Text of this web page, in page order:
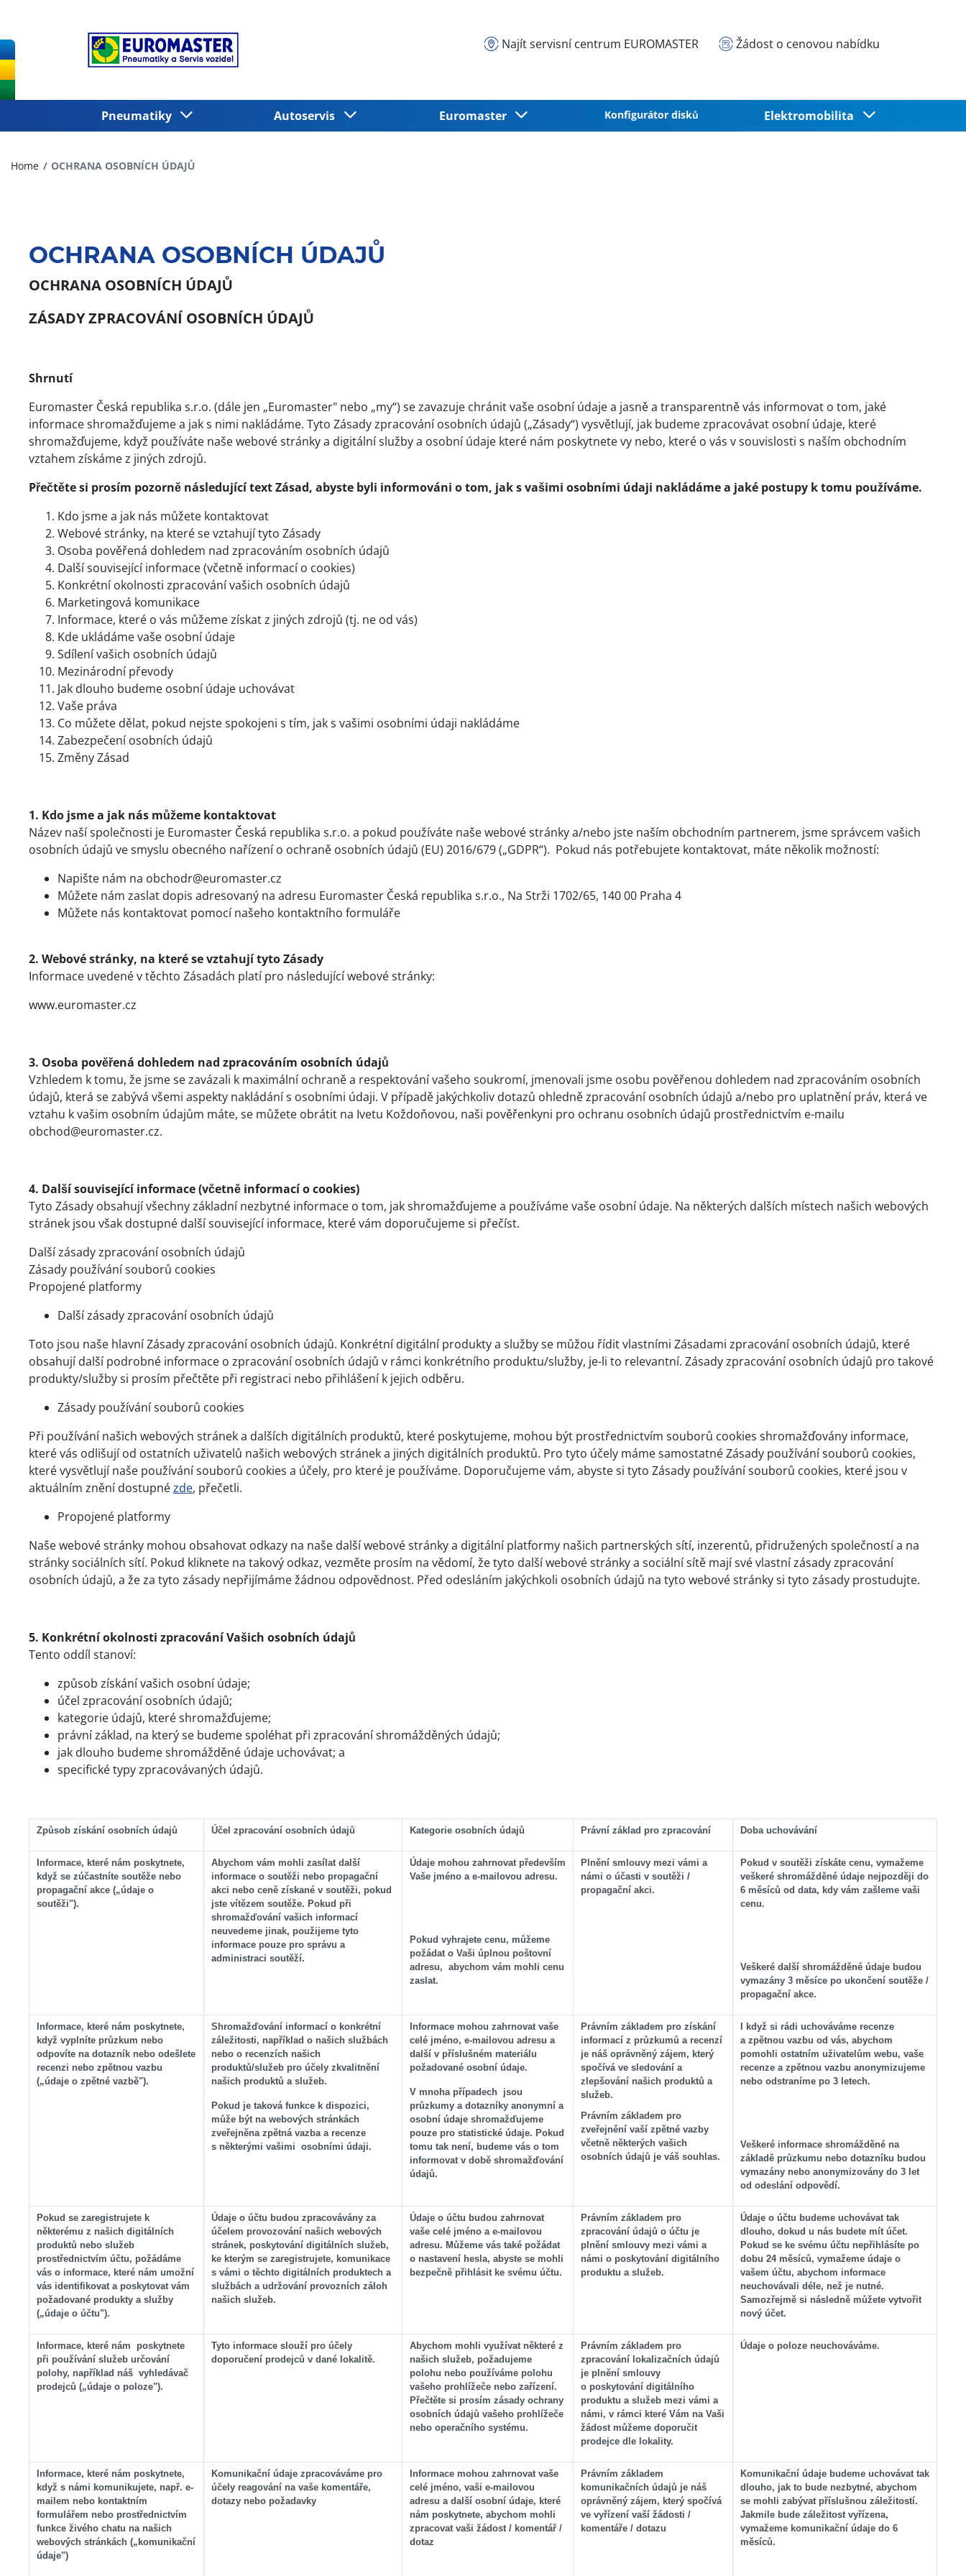
Najít servisní centrum EUROMASTER Žádost o cenovou nabídku
Pneumatiky Autoservis Euromaster Konfigurátor disků Elektromobilita
Home OCHRANA OSOBNÍCH ÚDAJŮ
OCHRANA OSOBNÍCH ÚDAJŮ
OCHRANA OSOBNÍCH ÚDAJŮ
ZÁSADY ZPRACOVÁNÍ OSOBNÍCH ÚDAJŮ
Shrnutí
Euromaster Česká republika s.r.o. (dále jen „Euromaster" nebo „my“) se zavazuje chránit vaše osobní údaje a jasně a transparentně vás informovat o tom, jaké
informace shromažďujeme a jak s nimi nakládáme. Tyto Zásady zpracování osobních údajů („Zásady“) vysvětlují, jak budeme zpracovávat osobní údaje, které
shromažďujeme, když používáte naše webové stránky a digitální služby a osobní údaje které nám poskytnete vy nebo, které o vás v souvislosti s naším obchodním
vztahem získáme z jiných zdrojů.
Přečtěte si prosím pozorně následující text Zásad, abyste byli informováni o tom, jak s vašimi osobními údaji nakládáme a jaké postupy k tomu používáme.
Kdo jsme a jak nás můžete kontaktovat
Webové stránky, na které se vztahují tyto Zásady
Osoba pověřená dohledem nad zpracováním osobních údajů
Další související informace (včetně informací o cookies)
Konkrétní okolnosti zpracování vašich osobních údajů
Marketingová komunikace
Informace, které o vás můžeme získat z jiných zdrojů (tj. ne od vás)
Kde ukládáme vaše osobní údaje
Sdílení vašich osobních údajů
Mezinárodní převody
Jak dlouho budeme osobní údaje uchovávat
Vaše práva
Co můžete dělat, pokud nejste spokojeni s tím, jak s vašimi osobními údaji nakládáme
Zabezpečení osobních údajů
Změny Zásad
1. Kdo jsme a jak nás můžeme kontaktovat
Název naší společnosti je Euromaster Česká republika s.r.o. a pokud používáte naše webové stránky a/nebo jste naším obchodním partnerem, jsme správcem vašich
osobních údajů ve smyslu obecného nařízení o ochraně osobních údajů (EU) 2016/679 („GDPR“). Pokud nás potřebujete kontaktovat, máte několik možností:
Napište nám na obchodr@euromaster.cz
Můžete nám zaslat dopis adresovaný na adresu Euromaster Česká republika s.r.o., Na Strži 1702/65, 140 00 Praha 4
Můžete nás kontaktovat pomocí našeho kontaktního formuláře
2. Webové stránky, na které se vztahují tyto Zásady
Informace uvedené v těchto Zásadách platí pro následující webové stránky:
www.euromaster.cz
3. Osoba pověřená dohledem nad zpracováním osobních údajů
Vzhledem k tomu, že jsme se zavázali k maximální ochraně a respektování vašeho soukromí, jmenovali jsme osobu pověřenou dohledem nad zpracováním osobních
údajů, která se zabývá všemi aspekty nakládání s osobními údaji. V případě jakýchkoliv dotazů ohledně zpracování osobních údajů a/nebo pro uplatnění práv, která ve
vztahu k vašim osobním údajům máte, se můžete obrátit na Ivetu Koždoňovou, naši pověřenkyni pro ochranu osobních údajů prostřednictvím e-mailu
obchod@euromaster.cz.
4. Další související informace (včetně informací o cookies)
Tyto Zásady obsahují všechny základní nezbytné informace o tom, jak shromažďujeme a používáme vaše osobní údaje. Na některých dalších místech našich webových
stránek jsou však dostupné další související informace, které vám doporučujeme si přečíst.
Další zásady zpracování osobních údajů
Zásady používání souborů cookies
Propojené platformy
Další zásady zpracování osobních údajů
Toto jsou naše hlavní Zásady zpracování osobních údajů. Konkrétní digitální produkty a služby se můžou řídit vlastními Zásadami zpracování osobních údajů, které
obsahují další podrobné informace o zpracování osobních údajů v rámci konkrétního produktu/služby, je-li to relevantní. Zásady zpracování osobních údajů pro takové
produkty/služby si prosím přečtěte při registraci nebo přihlášení k jejich odběru.
Zásady používání souborů cookies
Při používání našich webových stránek a dalších digitálních produktů, které poskytujeme, mohou být prostřednictvím souborů cookies shromažďovány informace,
které vás odlišují od ostatních uživatelů našich webových stránek a jiných digitálních produktů. Pro tyto účely máme samostatné Zásady používání souborů cookies,
které vysvětlují naše používání souborů cookies a účely, pro které je používáme. Doporučujeme vám, abyste si tyto Zásady používání souborů cookies, které jsou v
aktuálním znění dostupnézde, přečetli.
Propojené platformy
Naše webové stránky mohou obsahovat odkazy na naše další webové stránky a digitální platformy našich partnerských sítí, inzerentů, přidružených společností a na
stránky sociálních sítí. Pokud kliknete na takový odkaz, vezměte prosím na vědomí, že tyto další webové stránky a sociální sítě mají své vlastní zásady zpracování
osobních údajů, a že za tyto zásady nepřijímáme žádnou odpovědnost. Před odesláním jakýchkoli osobních údajů na tyto webové stránky si tyto zásady prostudujte.
5. Konkrétní okolnosti zpracování Vašich osobních údajů
Tento oddíl stanoví:
způsob získání vašich osobní údaje;
účel zpracování osobních údajů;
kategorie údajů, které shromažďujeme;
právní základ, na který se budeme spoléhat při zpracování shromážděných údajů;
jak dlouho budeme shromážděné údaje uchovávat; a
specifické typy zpracovávaných údajů.
Způsob získání osobních údajů Účel zpracování osobních údajů Kategorie osobních údajů Právní základ pro zpracování Doba uchovávání
Informace, které nám poskytnete,
když se zúčastníte soutěže nebo
propagační akce („údaje o
soutěži").
Abychom vám mohli zasílat další
informace o soutěži nebo propagační
akci nebo ceně získané v soutěži, pokud
jste vítězem soutěže. Pokud při
shromažďování vašich informací
neuvedeme jinak, použijeme tyto
informace pouze pro správu a
administraci soutěží.
Údaje mohou zahrnovat především
Vaše jméno a e-mailovou adresu.
Pokud vyhrajete cenu, můžeme
požádat o Vaši úplnou poštovní
adresu, abychom vám mohli cenu
zaslat.
Plnění smlouvy mezi vámi a
námi o účasti v soutěži /
propagační akci.
Pokud v soutěži získáte cenu, vymažeme
veškeré shromážděné údaje nejpozději do
6 měsíců od data, kdy vám zašleme vaši
cenu.
Veškeré další shromážděné údaje budou
vymazány 3 měsíce po ukončení soutěže /
propagační akce.
Informace, které nám poskytnete,
když vyplníte průzkum nebo
odpovíte na dotazník nebo odešlete
recenzi nebo zpětnou vazbu
(„údaje o zpětné vazbě").
Shromažďování informací o konkrétní
záležitosti, například o našich službách
nebo o recenzích našich
produktů/služeb pro účely zkvalitnění
našich produktů a služeb.
Pokud je taková funkce k dispozici,
může být na webových stránkách
zveřejněna zpětná vazba a recenze
s některými vašimi osobními údaji.
Informace mohou zahrnovat vaše
celé jméno, e-mailovou adresu a
další v příslušném materiálu
požadované osobní údaje.
V mnoha případech jsou
průzkumy a dotazníky anonymní a
osobní údaje shromažďujeme
pouze pro statistické údaje. Pokud
tomu tak není, budeme vás o tom
informovat v době shromažďování
údajů.
Právním základem pro získání
informací z průzkumů a recenzí
je náš oprávněný zájem, který
spočívá ve sledování a
zlepšování našich produktů a
služeb.
Právním základem pro
zveřejnění vaší zpětné vazby
včetně některých vašich
osobních údajů je váš souhlas.
I když si rádi uchováváme recenze
a zpětnou vazbu od vás, abychom
pomohli ostatním uživatelům webu, vaše
recenze a zpětnou vazbu anonymizujeme
nebo odstraníme po 3 letech.
Veškeré informace shromážděné na
základě průzkumu nebo dotazníku budou
vymazány nebo anonymizovány do 3 let
od odeslání odpovědí.
Pokud se zaregistrujete k
některému z našich digitálních
produktů nebo služeb
prostřednictvím účtu, požádáme
vás o informace, které nám umožní
vás identifikovat a poskytovat vám
požadované produkty a služby
(„údaje o účtu").
Údaje o účtu budou zpracovávány za
účelem provozování našich webových
stránek, poskytování digitálních služeb,
ke kterým se zaregistrujete, komunikace
s vámi o těchto digitálních produktech a
službách a udržování provozních záloh
našich služeb.
Údaje o účtu budou zahrnovat
vaše celé jméno a e-mailovou
adresu. Můžeme vás také požádat
o nastavení hesla, abyste se mohli
bezpečně přihlásit ke svému účtu.
Právním základem pro
zpracování údajů o účtu je
plnění smlouvy mezi vámi a
námi o poskytování digitálního
produktu a služeb.
Údaje o účtu budeme uchovávat tak
dlouho, dokud u nás budete mít účet.
Pokud se ke svému účtu nepřihlásíte po
dobu 24 měsíců, vymažeme údaje o
vašem účtu, abychom informace
neuchovávali déle, než je nutné.
Samozřejmě si následně můžete vytvořit
nový účet.
Informace, které nám poskytnete
při používání služeb určování
polohy, například náš vyhledávač
prodejců („údaje o poloze").
Tyto informace slouží pro účely
doporučení prodejců v dané lokalitě.
Abychom mohli využívat některé z
našich služeb, požadujeme
polohu nebo používáme polohu
vašeho prohlížeče nebo zařízení.
Přečtěte si prosím zásady ochrany
osobních údajů vašeho prohlížeče
nebo operačního systému.
Právním základem pro
zpracování lokalizačních údajů
je plnění smlouvy
o poskytování digitálního
produktu a služeb mezi vámi a
námi, v rámci které Vám na Vaši
žádost můžeme doporučit
prodejce dle lokality.
Údaje o poloze neuchováváme.
Informace, které nám poskytnete,
když s námi komunikujete, např. e-
mailem nebo kontaktním
formulářem nebo prostřednictvím
funkce živého chatu na našich
webových stránkách („komunikační
údaje")
Komunikační údaje zpracováváme pro
účely reagování na vaše komentáře,
dotazy nebo požadavky
Informace mohou zahrnovat vaše
celé jméno, vaši e-mailovou
adresu a další osobní údaje, které
nám poskytnete, abychom mohli
zpracovat vaši žádost / komentář /
dotaz
Právním základem
komunikačních údajů je náš
oprávněný zájem, který spočívá
ve vyřízení vaší žádosti /
komentáře / dotazu
Komunikační údaje budeme uchovávat tak
dlouho, jak to bude nezbytné, abychom
se mohli zabývat příslušnou záležitostí.
Jakmile bude záležitost vyřízena,
vymažeme komunikační údaje do 6
měsíců.